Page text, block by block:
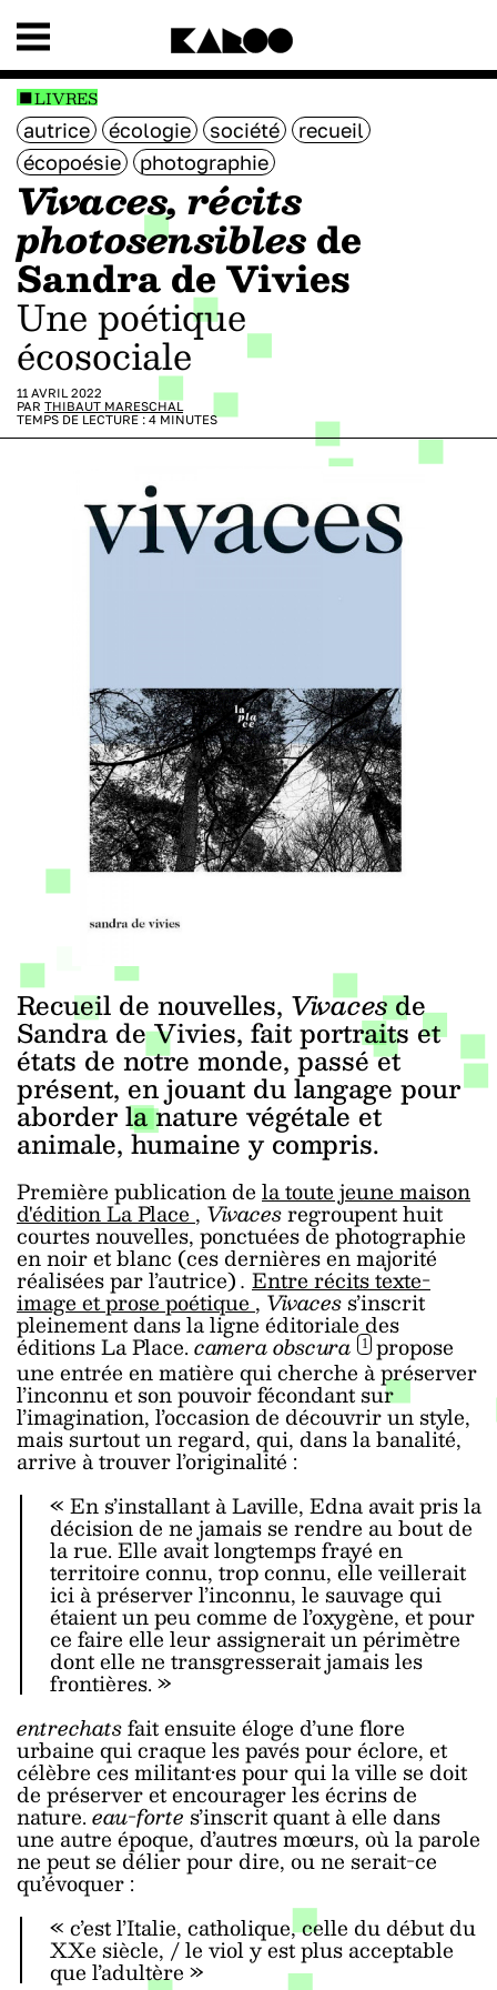
LIVRES
autrice écologie société
recueil
écopoésie
photographie
Vivaces, récits
photosensiblesde
Sandra de Vivies
Une poétique
écosociale
11 AVRIL 2022
PAR THIBAUT MARESCHAL
TEMPS DE LECTURE : 4 MINUTES
Recueil de nouvelles, Vivacesde
Sandra de Vivies, fait portraits et
états de notre monde, passé et
présent, en jouant du langage pour
aborder la nature végétale et
animale, humaine y compris.
Première publication dela toute jeune maison
d'édition La Place , Vivacesregroupent huit
courtes nouvelles, ponctuées de photographie
en noir et blanc (ces dernières en majorité
réalisées par l’autrice). Entre récits texte-
image et prose poétique,Vivacess’inscrit
pleinement dans la ligne éditoriale des
éditions La Place.camera obscura 1propose
une entrée en matière qui cherche à préserver
l’inconnu et son pouvoir fécondant sur
l’imagination, l’occasion de découvrir un style,
mais surtout un regard, qui, dans la banalité,
arrive à trouver l’originalité :
« En s’installant à Laville, Edna avait pris la
décision de ne jamais se rendre au bout de
la rue. Elle avait longtemps frayé en
territoire connu, trop connu, elle veillerait
ici à préserver l’inconnu, le sauvage qui
étaient un peu comme de l’oxygène, et pour
ce faire elle leur assignerait un périmètre
dont elle ne transgresserait jamais les
frontières. »
entrechatsfait ensuite éloge d’une flore
urbaine qui craque les pavés pour éclore, et
célèbre ces militant·es pour qui la ville se doit
de préserver et encourager les écrins de
nature.eau-forte s’inscrit quant à elle dans
une autre époque, d’autres mœurs, où la parole
ne peut se délier pour dire, ou ne serait-ce
qu’évoquer :
« c’est l’Italie, catholique, celle du début du
XXe siècle, / le viol y est plus acceptable
que l’adultère »